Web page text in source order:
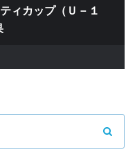
ィカップ（Ｕ－１